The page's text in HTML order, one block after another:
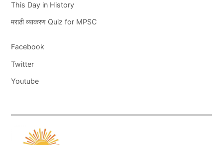
This Day in History
मराठी व्याकरण Quiz for MPSC
Facebook
Twitter
Youtube